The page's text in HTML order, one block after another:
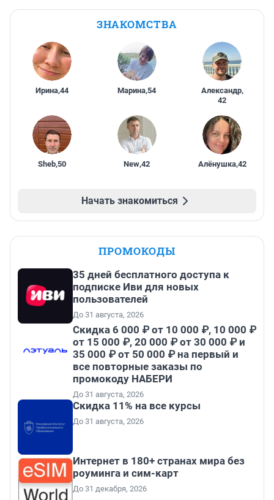
ЗНАКОМСТВА
Ирина,44 Марина,54 Александр,
42
Sheb,50 New,42 Алёнушка,42
Начать знакомиться
ПРОМОКОДЫ
35 дней бесплатного доступа к
подписке Иви для новых
пользователей
До 31 августа, 2026
Скидка 6 000 ₽ от 10 000 ₽, 10 000 ₽
от 15 000 ₽, 20 000 ₽ от 30 000 ₽ и
35 000 ₽ от 50 000 ₽ на первый и
все повторные заказы по
промокоду НАБЕРИ
До 31 августа, 2026
Скидка 11% на все курсы
До 31 августа, 2026
Интернет в 180+ странах мира без
роуминга и сим-карт
До 31 декабря, 2026